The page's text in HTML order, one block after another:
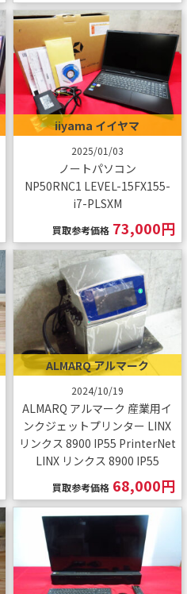
iiyama イイヤマ
2025/01/03
ノートパソコン
NP50RNC1 LEVEL-15FX155-
i7-PLSXM
買取参考価格 73,000円
ALMARQ アルマーク
2024/10/19
ALMARQ アルマーク 産業用イ
ンクジェットプリンター LINX
リンクス 8900 IP55 PrinterNet
LINX リンクス 8900 IP55
買取参考価格 68,000円